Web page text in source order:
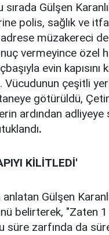
sırada Gülşen
polis, sağlık ve
müzakereci
vermeyince özel
evin kapısını
Vücudunun çeşitli
götürüldü,
ardından
.
KİLİTLEDİ'
Gülşen
belirterek, "Zaten 1
süre zarfında da